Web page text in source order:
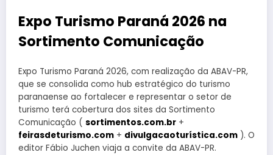
Expo Turismo Paraná 2026 na
Sortimento Comunicação
Expo Turismo Paraná 2026, com realização da ABAV-PR,
que se consolida como hub estratégico do turismo
paranaense ao fortalecer e representar o setor de
turismo terá cobertura dos sites da Sortimento
Comunicação ( sortimentos.com.br +
feirasdeturismo.com + divulgacaoturística.com ). O
editor Fábio Juchen viaja a convite da ABAV-PR.